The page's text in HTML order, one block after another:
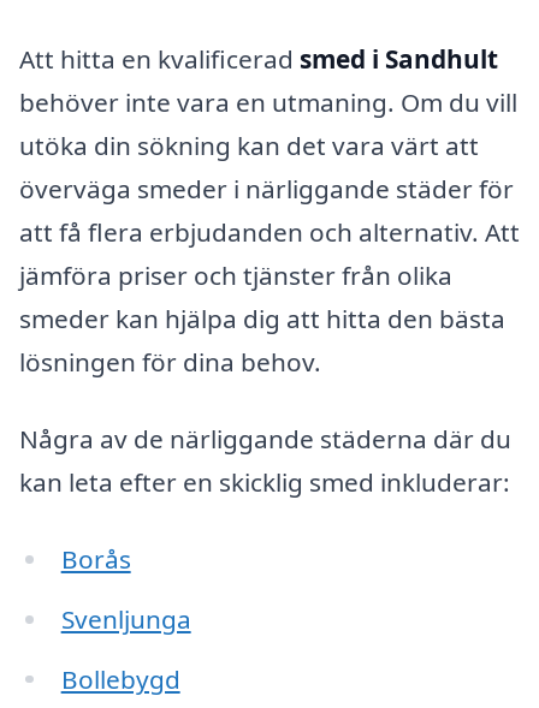
Att hitta en kvalificerad smed i Sandhult
behöver inte vara en utmaning. Om du vill
utöka din sökning kan det vara värt att
överväga smeder i närliggande städer för
att få flera erbjudanden och alternativ. Att
jämföra priser och tjänster från olika
smeder kan hjälpa dig att hitta den bästa
lösningen för dina behov.
Några av de närliggande städerna där du
kan leta efter en skicklig smed inkluderar:
Borås
Svenljunga
Bollebygd